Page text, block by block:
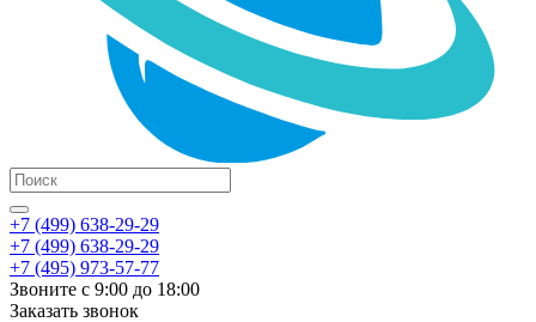
+7 (499) 638-29-29
+7 (499) 638-29-29
+7 (495) 973-57-77
Звоните с 9:00 до 18:00
Заказать звонок